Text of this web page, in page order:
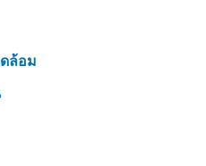
ล้อม